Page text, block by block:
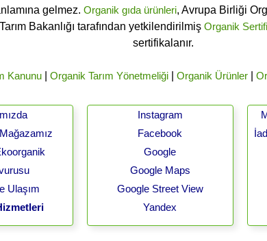
gelmez. Organik gıda ürünleri, Avrupa Birliği
Bakanlığı tarafından yetkilendirilmiş Organik
sertifikalanır.
Kanunu| Organik Tarım Yönetmeliği| Organik Ürünler|
Ulaşım
Instagram
Facebook
Google
Google Maps
Google Street View
Yandex